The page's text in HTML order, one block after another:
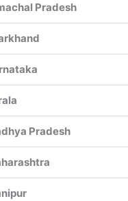
Pradesh
Pradesh